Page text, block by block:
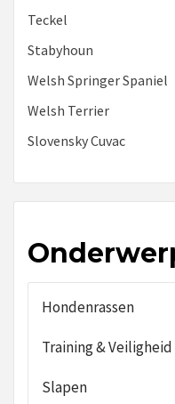
Teckel
Stabyhoun
Welsh Springer Spaniel
Welsh Terrier
Slovensky Cuvac
Hondenrassen
Training & Veiligheid
Slapen